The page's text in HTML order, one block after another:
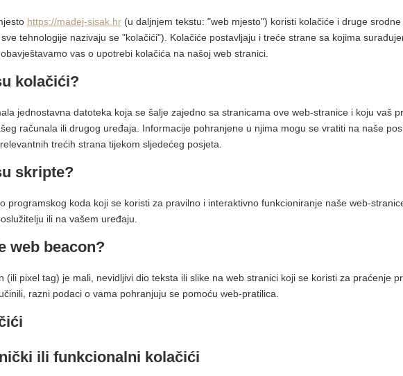
https://madej-sisak.hr (u daljnjem tekstu: "web mjesto") koristi kolačiće i druge
tehnologije nazivaju se "kolačići"). Kolačiće postavljaju i treće strane sa kojima
vas o upotrebi kolačića na našoj web stranici.
kolačići?
jednostavna datoteka koja se šalje zajedno sa stranicama ove web-stranice i koju vaš
računala ili drugog uređaja. Informacije pohranjene u njima mogu se vratiti na naše
trećih strana tijekom sljedećeg posjeta.
skripte?
programskog koda koji se koristi za pravilno i interaktivno funkcioniranje naše web-
ili na vašem uređaju.
web beacon?
(ili pixel tag) je mali, nevidljivi dio teksta ili slike na web stranici koji se koristi za praćenje
razni podaci o vama pohranjuju se pomoću web-pratilica.
ili funkcionalni kolačići